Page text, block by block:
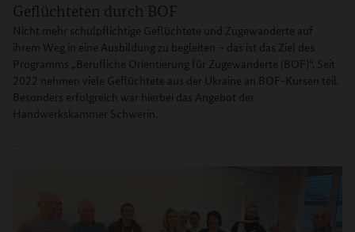
Geflüchteten durch BOF
Nicht mehr schulpflichtige Geflüchtete und Zugewanderte auf
ihrem Weg in eine Ausbildung zu begleiten – das ist das Ziel des
Programms „Berufliche Orientierung für Zugewanderte (BOF)“. Seit
2022 nehmen viele Geflüchtete aus der Ukraine an BOF-Kursen teil.
Besonders erfolgreich war hierbei das Angebot der
Handwerkskammer Schwerin.